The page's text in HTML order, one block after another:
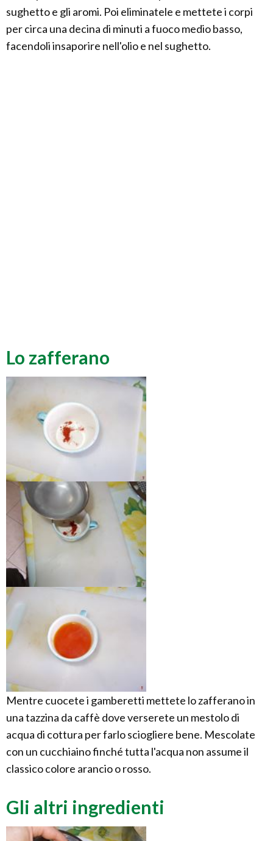
sughetto e gli aromi. Poi eliminatele e mettete i corpi
per circa una decina di minuti a fuoco medio basso,
facendoli insaporire nell'olio e nel sughetto.
Lo zafferano
Mentre cuocete i gamberetti mettete lo zafferano in
una tazzina da caffè dove verserete un mestolo di
acqua di cottura per farlo sciogliere bene. Mescolate
con un cucchiaino finché tutta l'acqua non assume il
classico colore arancio o rosso.
Gli altri ingredienti